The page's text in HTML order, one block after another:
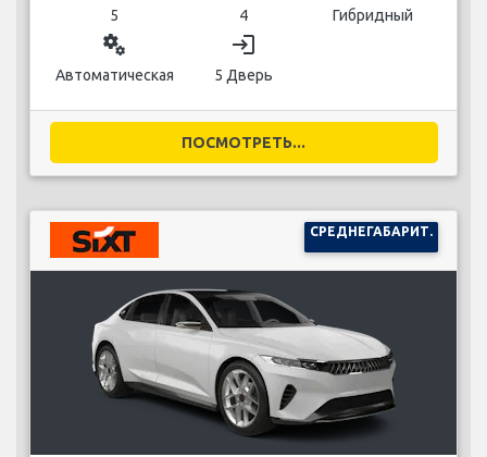
5 4 Гибридный
miscellaneous_services
Автоматическая
login
5 Дверь
ПОСМОТРЕТЬ...
СРЕДНЕГАБАРИТ.